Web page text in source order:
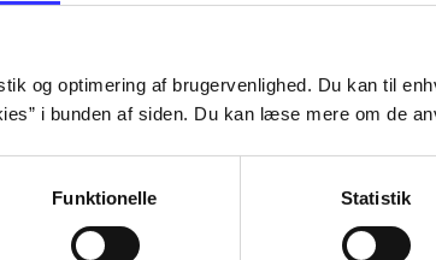
og optimering af brugervenlighed. Du kan til
i bunden af siden. Du kan læse mere om de
Funktionelle Statistik